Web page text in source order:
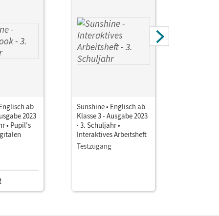
ab
2023
• Pupil's
Sunshine • Englisch ab
Klasse 3 - Ausgabe 2023
· 3. Schuljahr •
Interaktives Arbeitsheft
Testzugang